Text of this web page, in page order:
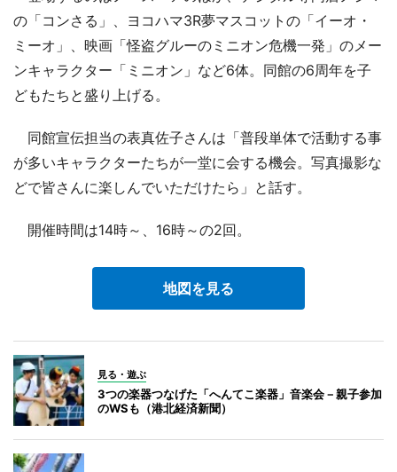
の「コンさる」、ヨコハマ3R夢マスコットの「イーオ・
ミーオ」、映画「怪盗グルーのミニオン危機一発」のメー
ンキャラクター「ミニオン」など6体。同館の6周年を子
どもたちと盛り上げる。
同館宣伝担当の表真佐子さんは「普段単体で活動する事
が多いキャラクターたちが一堂に会する機会。写真撮影な
どで皆さんに楽しんでいただけたら」と話す。
開催時間は14時～、16時～の2回。
地図を見る
見る・遊ぶ
3つの楽器つなげた「へんてこ楽器」音楽会－親子参加
のWSも（港北経済新聞）